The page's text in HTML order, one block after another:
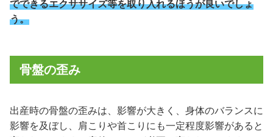
でできるエクササイズ等を取り入れるほうが良いでしょ
う。
骨盤の歪み
出産時の骨盤の歪みは、影響が大きく、身体のバランスに
影響を及ぼし、肩こりや首こりにも一定程度影響があると